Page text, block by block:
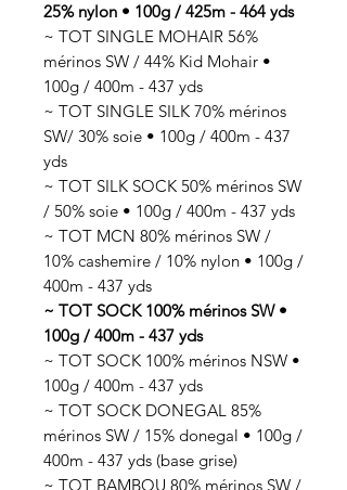
25% nylon • 100g / 425m - 464 yds
~ TOT SINGLE MOHAIR 56%
mérinos SW / 44% Kid Mohair •
100g / 400m - 437 yds
~ TOT SINGLE SILK 70% mérinos
SW/ 30% soie • 100g / 400m - 437
yds
~ TOT SILK SOCK 50% mérinos SW
/ 50% soie • 100g / 400m - 437 yds
~ TOT MCN 80% mérinos SW /
10% cashemire / 10% nylon • 100g /
400m - 437 yds
~ TOT SOCK 100% mérinos SW •
100g / 400m - 437 yds
~ TOT SOCK 100% mérinos NSW •
100g / 400m - 437 yds
~ TOT SOCK DONEGAL 85%
mérinos SW / 15% donegal • 100g /
400m - 437 yds (base grise)
~ TOT BAMBOU 80% mérinos SW /